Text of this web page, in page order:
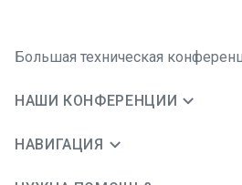
Большая техническая
НАШИ КОНФЕРЕНЦИИ
НАВИГАЦИЯ